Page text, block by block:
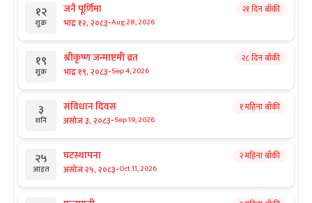
१२
शुक्र
जनै पूर्णिमा
भाद्र १२, २०८३-Aug 28, 2026
२१ दिन बाँकी
१९
शुक्र
श्रीकृष्ण जन्माष्टमी व्रत
भाद्र १९, २०८३-Sep 4, 2026
२८ दिन बाँकी
३
शनि
संविधान दिवस
असोज ३, २०८३-Sep 19, 2026
१ महिना बाँकी
२५
आइत
घटस्थापना
असोज २५, २०८३-Oct 11, 2026
२ महिना बाँकी